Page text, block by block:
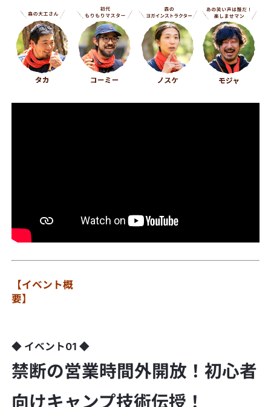
【イベント概
要】
◆ イベント01 ◆
禁断の営業時間外開放！初心者
向けキャンプ技術伝授！